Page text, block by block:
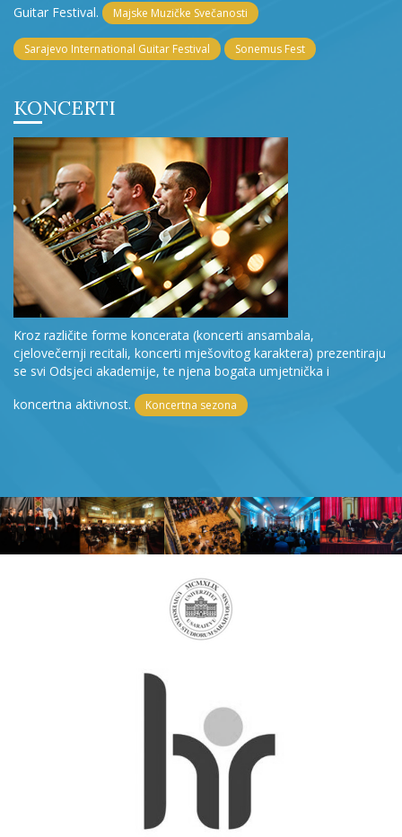
Guitar Festival. Majske Muzičke Svečanosti
Sarajevo International Guitar Festival Sonemus Fest
KONCERTI
Kroz različite forme koncerata (koncerti ansambala,
cjelovečernji recitali, koncerti mješovitog karaktera) prezentiraju
se svi Odsjeci akademije, te njena bogata umjetnička i
koncertna aktivnost.
Koncertna sezona